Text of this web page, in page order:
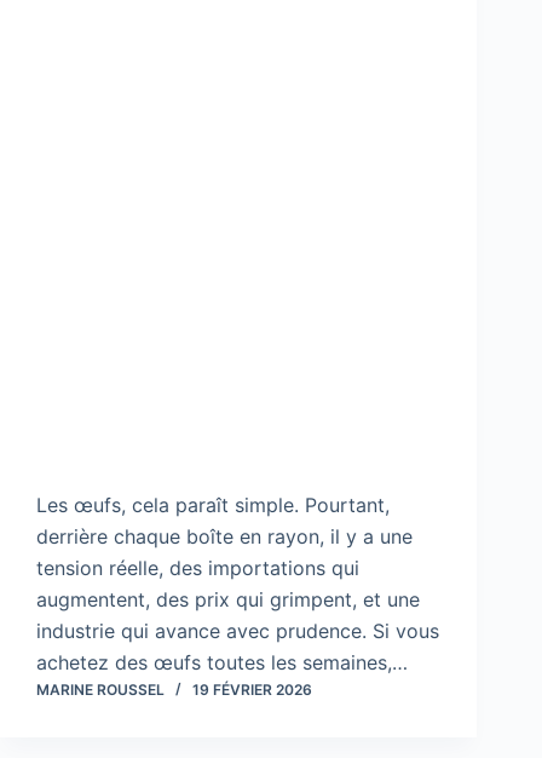
Les œufs, cela paraît simple. Pourtant,
derrière chaque boîte en rayon, il y a une
tension réelle, des importations qui
augmentent, des prix qui grimpent, et une
industrie qui avance avec prudence. Si vous
achetez des œufs toutes les semaines,…
MARINE ROUSSEL 19 FÉVRIER 2026